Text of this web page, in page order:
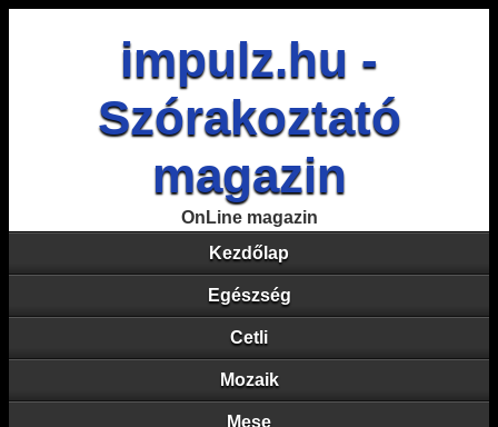
impulz.hu -
Szórakoztató
magazin
OnLine magazin
Kezdőlap
Egészség
Cetli
Mozaik
Mese